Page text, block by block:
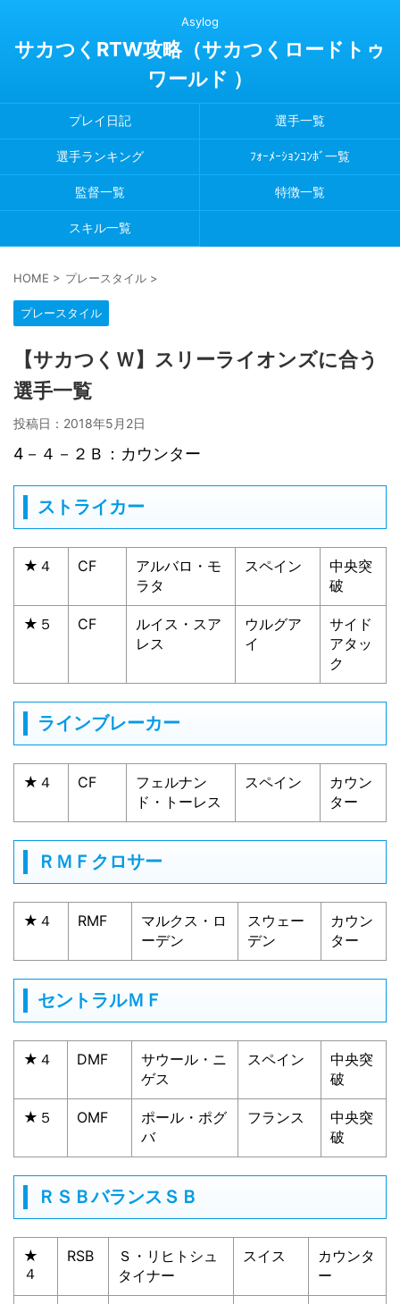
Asylog
サカつくRTW攻略（サカつくロードトゥ
ワールド ）
プレイ日記 選手一覧
選手ランキング ﾌｫｰﾒｰｼｮﾝｺﾝﾎﾞ一覧
監督一覧 特徴一覧
スキル一覧
HOME > プレースタイル >
プレースタイル
【サカつくＷ】スリーライオンズに合う
選手一覧
投稿日： 2018年5月2日
4－４－２Ｂ：カウンター
ストライカー
★４ CF
アルバロ・モ
ラタ
スペイン
中央突
破
★５ CF
ルイス・スア
レス
ウルグア
イ
サイド
アタッ
ク
ラインブレーカー
★４ CF
フェルナン
ド・トーレス
スペイン
カウン
ター
ＲＭＦクロサー
★４ RMF
マルクス・ロ
ーデン
スウェー
デン
カウン
ター
セントラルＭＦ
★４ DMF
サウール・ニ
ゲス
スペイン
中央突
破
★５ OMF
ポール・ポグ
バ
フランス
中央突
破
ＲＳＢバランスＳＢ
★
４
RSB
Ｓ・リヒトシュ
タイナー
スイス
カウンタ
ー